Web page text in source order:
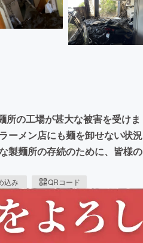
所の工場が甚大な被害を受けま
ーメン店にも麺を卸せない状況
製麺所の存続のために、皆様の
込み QRコード